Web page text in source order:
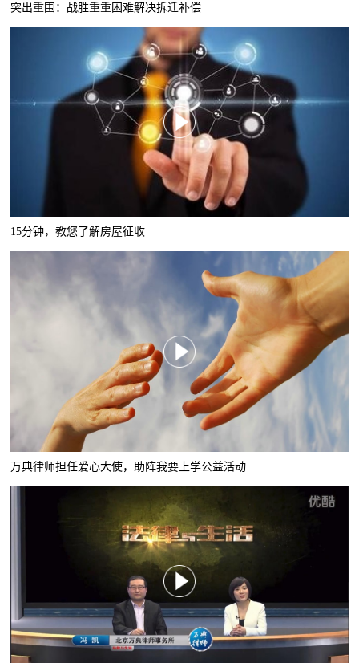
突出重围：战胜重重困难解决拆迁补偿
15分钟，教您了解房屋征收
万典律师担任爱心大使，助阵我要上学公益活动